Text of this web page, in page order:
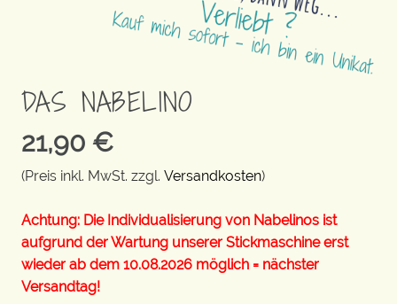
DAS NABELINO
21,90 €
(Preis inkl. MwSt. zzgl. Versandkosten)
Achtung: Die Individualisierung von Nabelinos ist
aufgrund der Wartung unserer Stickmaschine erst
wieder ab dem 10.08.2026 möglich = nächster
Versandtag!